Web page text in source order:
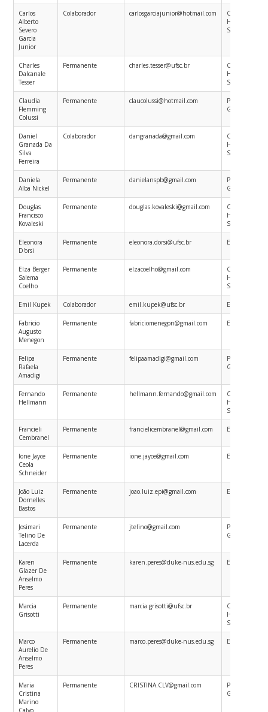
Carlos
Alberto
Severo
Garcia
Junior
Colaborador carlosgarciajunior@hotmail.com
Ciências
Humanas em
Saúde
Charles
Dalcanale
Tesser
Permanente charles.tesser@ufsc.br
Ciências
Humanas em
Saúde
Claudia
Flemming
Colussi
Permanente claucolussi@hotmail.com
Planejamento
Gestão em
Daniel
Granada Da
Silva
Ferreira
Colaborador dangranada@gmail.com
Ciências
Humanas em
Saúde
Daniela
Alba Nickel
Permanente danielanspb@gmail.com
Planejamento
Gestão em
Douglas
Francisco
Kovaleski
Permanente douglas.kovaleski@gmail.com
Ciências
Humanas em
Saúde
Eleonora
D'orsi
Permanente eleonora.dorsi@ufsc.br Epidemiologia
Elza Berger
Salema
Coelho
Permanente elzacoelho@gmail.com
Ciências
Humanas em
Saúde
Emil Kupek Colaborador emil.kupek@ufsc.br Epidemiologia
Fabricio
Augusto
Menegon
Permanente fabriciomenegon@gmail.com Epidemiologia
Felipa
Rafaela
Amadigi
Permanente felipaamadigi@gmail.com
Planejamento
Gestão em
Fernando
Hellmann
Permanente hellmann.fernando@gmail.com
Ciências
Humanas em
Saúde
Francieli
Cembranel
Permanente francielicembranel@gmail.com Epidemiologia
Ione Jayce
Ceola
Schneider
Permanente ione.jayce@gmail.com Epidemiologia
João Luiz
Dornelles
Bastos
Permanente joao.luiz.epi@gmail.com Epidemiologia
Josimari
Telino De
Lacerda
Permanente jtelino@gmail.com
Planejamento
Gestão em
Karen
Glazer De
Anselmo
Peres
Permanente karen.peres@duke-nus.edu.sg Epidemiologia
Marcia
Grisotti
Permanente marcia.grisotti@ufsc.br
Ciências
Humanas em
Saúde
Marco
Aurelio De
Anselmo
Peres
Permanente marco.peres@duke-nus.edu.sg Epidemiologia
Maria
Cristina
Marino
Permanente CRISTINA.CLV@gmail.com
Planejamento
Gestão em